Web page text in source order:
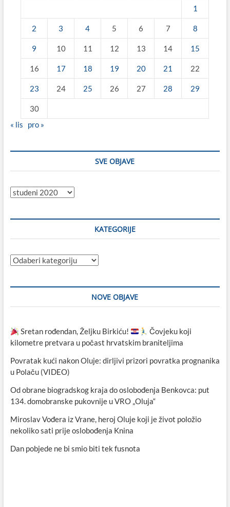
1
2 3 4 5 6 7 8
9 10 11 12 13 14 15
16 17 18 19 20 21 22
23 24 25 26 27 28 29
30
« lis
pro »
SVE OBJAVE
Sve
KATEGORIJE
Kategorije
NOVE OBJAVE
Sretan rođendan, Željku Birkiću!
Čovjeku koji
kilometre pretvara u počast hrvatskim braniteljima
Povratak kući nakon Oluje: dirljivi prizori povratka prognanika
u Polaču (VIDEO)
Od obrane biogradskog kraja do oslobođenja Benkovca: put
134. domobranske pukovnije u VRO „Oluja“
Miroslav Vođera iz Vrane, heroj Oluje koji je život položio
nekoliko sati prije oslobođenja Knina
Dan pobjede ne bi smio biti tek fusnota